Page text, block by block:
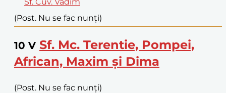
(Post. Nu se fac nunți)
10 V Sf. Mc. Terentie, Pompei,
African, Maxim și Dima
(Post. Nu se fac nunți)